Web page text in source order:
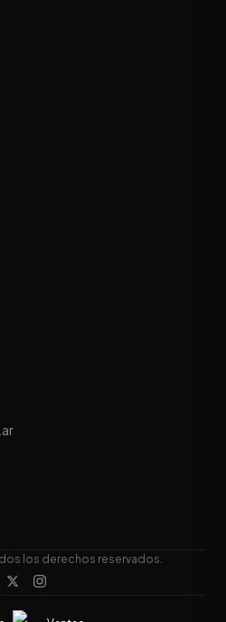
los derechos reservados.